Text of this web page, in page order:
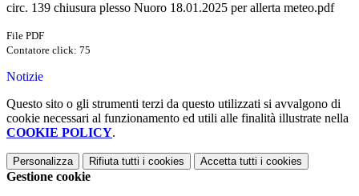
circ. 139 chiusura plesso Nuoro 18.01.2025 per allerta meteo.pdf
File PDF
Contatore click: 75
Notizie
Questo sito o gli strumenti terzi da questo utilizzati si avvalgono di
cookie necessari al funzionamento ed utili alle finalità illustrate nella
COOKIE POLICY.
Personalizza Rifiuta tutti i cookies Accetta tutti i cookies
Gestione cookie